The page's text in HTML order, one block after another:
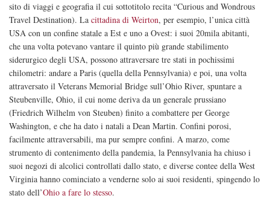
sito di viaggi e geografia il cui sottotitolo recita “Curious and Wondrous
Travel Destination). La cittadina di Weirton, per esempio, l’unica città
USA con un confine statale a Est e uno a Ovest: i suoi 20mila abitanti,
che una volta potevano vantare il quinto più grande stabilimento
siderurgico degli USA, possono attraversare tre stati in pochissimi
chilometri: andare a Paris (quella della Pennsylvania) e poi, una volta
attraversato il Veterans Memorial Bridge sull’Ohio River, spuntare a
Steubenville, Ohio, il cui nome deriva da un generale prussiano
(Friedrich Wilhelm von Steuben) finito a combattere per George
Washington, e che ha dato i natali a Dean Martin. Confini porosi,
facilmente attraversabili, ma pur sempre confini. A marzo, come
strumento di contenimento della pandemia, la Pennsylvania ha chiuso i
suoi negozi di alcolici controllati dallo stato, e diverse contee della West
Virginia hanno cominciato a venderne solo ai suoi residenti, spingendo lo
stato dell’Ohio a fare lo stesso.